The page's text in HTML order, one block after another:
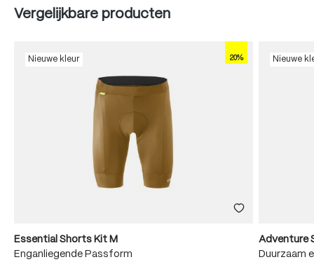
Produktgalerie überspringen
Vergelijkbare producten
20%
Nieuwe kleur
Essential Shorts Kit M
Enganliegende Passform
Nieuwe
Adventure
Duurzaam